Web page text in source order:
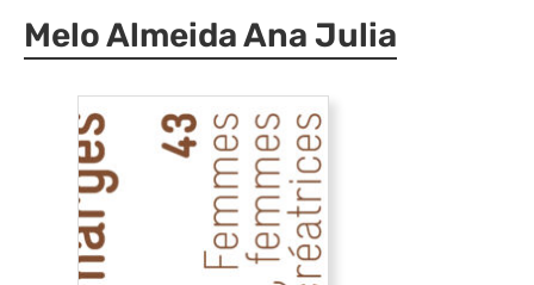
Melo Almeida Ana Julia